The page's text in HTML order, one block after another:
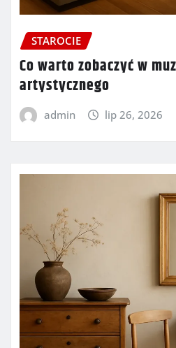
STAROCIE
Co warto zobaczyć w
artystycznego
admin lip 26, 2026